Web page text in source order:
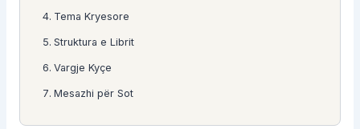
Tema Kryesore
Struktura e Librit
Vargje Kyçe
Mesazhi për Sot